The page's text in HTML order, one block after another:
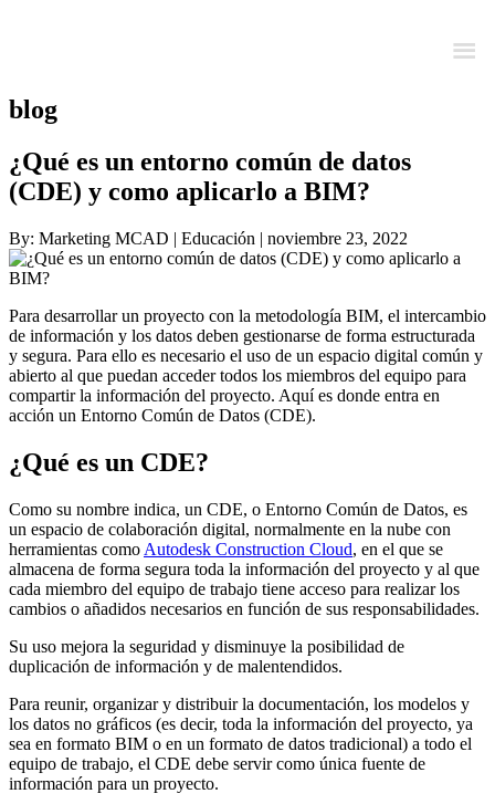
blog
¿Qué es un entorno común de datos
(CDE) y como aplicarlo a BIM?
By: Marketing MCAD | Educación | noviembre 23, 2022
Para desarrollar un proyecto con la metodología BIM, el intercambio
de información y los datos deben gestionarse de forma estructurada
y segura. Para ello es necesario el uso de un espacio digital común y
abierto al que puedan acceder todos los miembros del equipo para
compartir la información del proyecto. Aquí es donde entra en
acción un Entorno Común de Datos (CDE).
¿Qué es un CDE?
Como su nombre indica, un CDE, o Entorno Común de Datos, es
un espacio de colaboración digital, normalmente en la nube con
herramientas como Autodesk Construction Cloud, en el que se
almacena de forma segura toda la información del proyecto y al que
cada miembro del equipo de trabajo tiene acceso para realizar los
cambios o añadidos necesarios en función de sus responsabilidades.
Su uso mejora la seguridad y disminuye la posibilidad de
duplicación de información y de malentendidos.
Para reunir, organizar y distribuir la documentación, los modelos y
los datos no gráficos (es decir, toda la información del proyecto, ya
sea en formato BIM o en un formato de datos tradicional) a todo el
equipo de trabajo, el CDE debe servir como única fuente de
información para un proyecto.